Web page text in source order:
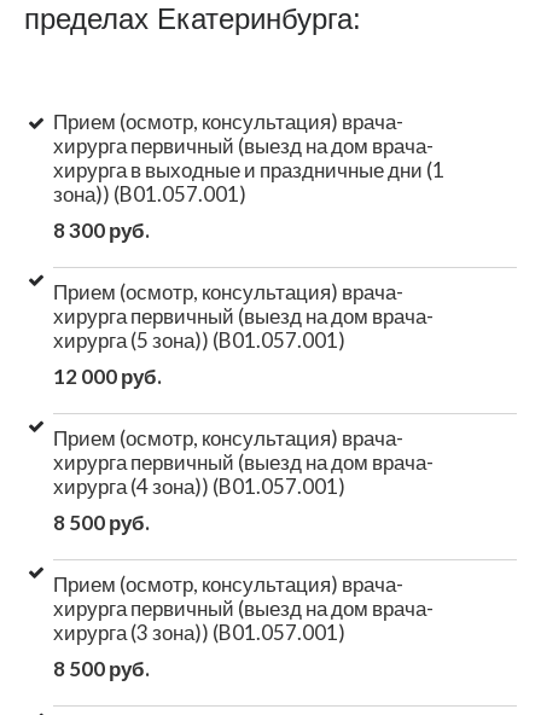
пределах Екатеринбурга:
Прием (осмотр, консультация) врача-
хирурга первичный (выезд на дом врача-
хирурга в выходные и праздничные дни (1
зона)) (B01.057.001)
8 300 руб.
Прием (осмотр, консультация) врача-
хирурга первичный (выезд на дом врача-
хирурга (5 зона)) (B01.057.001)
12 000 руб.
Прием (осмотр, консультация) врача-
хирурга первичный (выезд на дом врача-
хирурга (4 зона)) (B01.057.001)
8 500 руб.
Прием (осмотр, консультация) врача-
хирурга первичный (выезд на дом врача-
хирурга (3 зона)) (B01.057.001)
8 500 руб.